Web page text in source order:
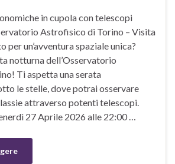
in cupola con telescopi
Astrofisico di Torino – Visita
per un’avventura spaziale unica?
notturna dell’Osservatorio
Ti aspetta una serata
le stelle, dove potrai osservare
attraverso potenti telescopi.
27 Aprile 2026 alle 22:00 …